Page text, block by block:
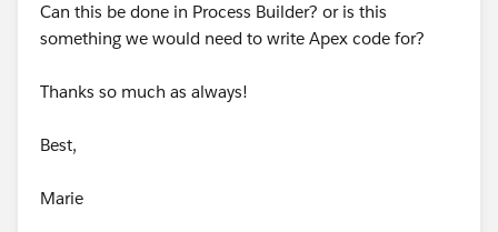
Can this be done in Process Builder? or is this
something we would need to write Apex code for?
Thanks so much as always!
Best,
Marie